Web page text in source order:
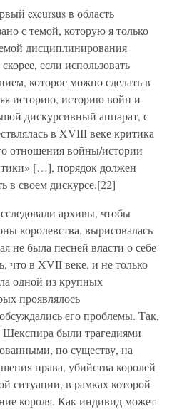
excursus в область
с темой, которую я только
дисциплинирования
если использовать
которое можно сделать в
историю, историю войн и
дискурсивный аппарат, с
в XVIII веке критика
отношения войны/истории
[…], порядок должен
в своем дискурсе.[22]
архивы, чтобы
королевства, вырисовалась
не была песней власти о себе
что в XVII веке, и не только
одной из крупных
проявлялось
его проблемы. Так,
Шекспира были трагедиями
по существу, на
права, убийства королей
ситуации, в рамках которой
короля. Как индивид может